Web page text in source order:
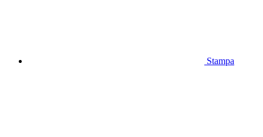
Stampa